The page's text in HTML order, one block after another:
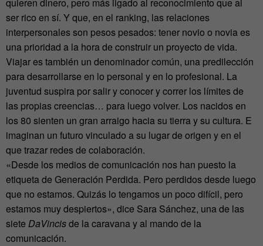
ser rico en sí. Y que, en el ranking, las relaciones
interpersonales son pesos pesados: tener novio o novia es
una prioridad a la hora de construir un proyecto de vida.
Viajar es también un denominador común, una predilección
para desarrollarse en lo personal y en lo profesional. La
juventud suspira por salir y conocer y correr los límites de
las propias creencias… para luego volver. Los nacidos en
los 80 sienten un gran arraigo hacia su tierra y su cultura. E
imaginan un futuro vinculado a su lugar de origen y en el
que trazar redes de colaboración.
«Desde los medios de comunicación nos han puesto la
etiqueta de Generación Perdida. Pero perdidos desde luego
que no estamos. Quizás lo tengamos un poco difícil, pero
estamos muy despiertos», dice Sara Sánchez, una de las
siete DaVincisde la caravana y al mando de la
comunicación.